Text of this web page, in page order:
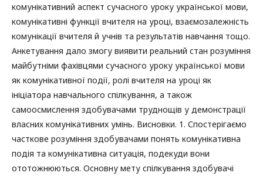
комунікативний аспект сучасного уроку української мови,
комунікативні функції вчителя на уроці, взаємозалежність
комунікації вчителя й учнів та результатів навчання тощо.
Анкетування дало змогу виявити реальний стан розуміння
майбутніми фахівцями сучасного уроку української мови
як комунікативної події, ролі вчителя на уроці як
ініціатора навчального спілкування, а також
самоосмислення здобувачами труднощів у демонстрації
власних комунікативних умінь. Висновки. 1. Спостерігаємо
часткове розуміння здобувачами понять комунікативна
подія та комунікативна ситуація, подекуди вони
ототожнюються. Основну мету спілкування здобувачі